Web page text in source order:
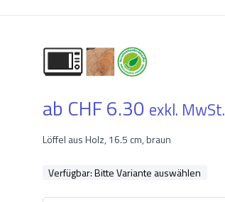
ab CHF 6.30 exkl. MwSt.
Löffel aus Holz, 16.5 cm, braun
Verfügbar:Bitte Variante auswählen